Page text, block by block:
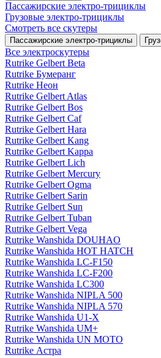
Пассажирские электро‑трициклы
Грузовые электро‑трициклы
Смотреть все скутеры
Пассажирские электро‑трициклы
Все электро­скутеры
Rutrike Gelbert Beta
Rutrike Бумеранг
Rutrike Неон
Rutrike Gelbert Atlas
Rutrike Gelbert Bos
Rutrike Gelbert Caf
Rutrike Gelbert Hara
Rutrike Gelbert Kang
Rutrike Gelbert Kappa
Rutrike Gelbert Lich
Rutrike Gelbert Mercury
Rutrike Gelbert Ogma
Rutrike Gelbert Sarin
Rutrike Gelbert Sun
Rutrike Gelbert Tuban
Rutrike Gelbert Vega
Rutrike Wanshida DOUHAO
Rutrike Wanshida HOT HATCH
Rutrike Wanshida LC-F150
Rutrike Wanshida LC-F200
Rutrike Wanshida LC300
Rutrike Wanshida NIPLA 500
Rutrike Wanshida NIPLA 570
Rutrike Wanshida U1-X
Rutrike Wanshida UM+
Rutrike Wanshida UN MOTO
Rutrike Астра